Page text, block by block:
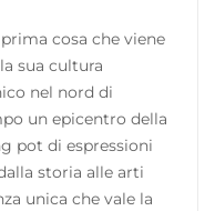
cosa che viene
sua cultura
nel nord di
un epicentro della
pot di espressioni
storia alle arti
unica che vale la